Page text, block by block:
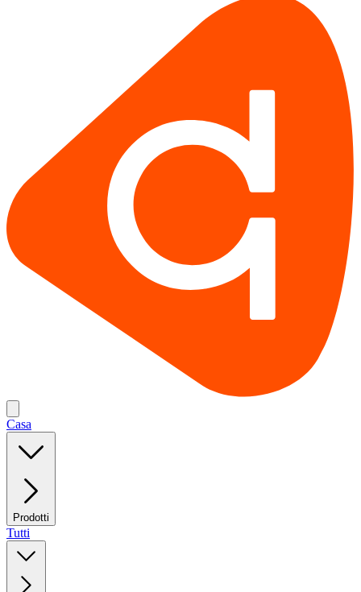
Casa
Prodotti
Tutti